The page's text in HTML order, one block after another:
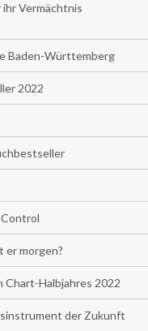
Vermächtnis
Baden-Württemberg
2022
er morgen?
Chart-Halbjahres 2022
der Zukunft